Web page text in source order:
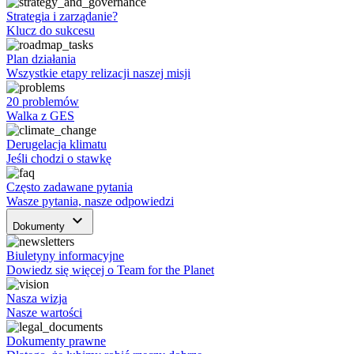
Strategia i zarządanie?
Klucz do sukcesu
Plan działania
Wszystkie etapy relizacji naszej misji
20 problemów
Walka z GES
Derugelacja klimatu
Jeśli chodzi o stawkę
Często zadawane pytania
Wasze pytania, nasze odpowiedzi
Dokumenty keyboard_arrow_down
Biuletyny informacyjne
Dowiedz się więcej o Team for the Planet
Nasza wizja
Nasze wartości
Dokumenty prawne